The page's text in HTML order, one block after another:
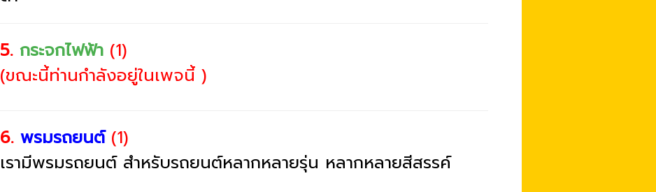
5. กระจกไฟฟ้า (1)
(ขณะนี้ท่านกำลังอยู่ในเพจนี้ )
6. พรมรถยนต์ (1)
เรามีพรมรถยนต์ สำหรับรถยนต์หลากหลายรุ่น หลากหลายสีสรรค์